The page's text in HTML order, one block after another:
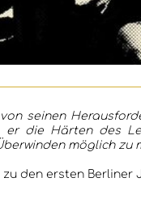
seinen
er die Härten des
möglich zu
den ersten Berliner